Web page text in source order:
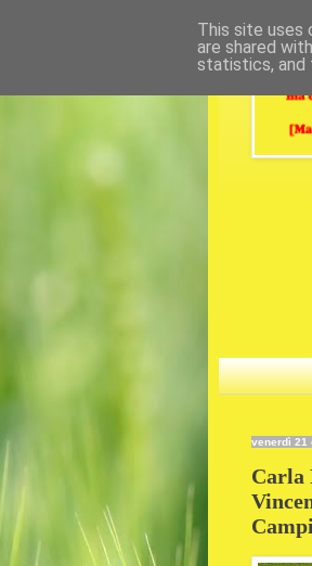
venerdì 21
Carla
This site uses
are shared
statistics, and